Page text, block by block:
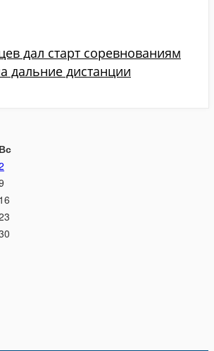
дал старт соревнованиям
дальние дистанции
Вс
16